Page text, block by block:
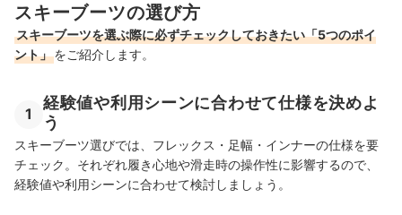
スキーブーツの選び方
スキーブーツを選ぶ際に必ずチェックしておきたい「5つのポイ
ント」をご紹介します。
1
経験値や利用シーンに合わせて仕様を決めよ
う
スキーブーツ選びでは、フレックス・足幅・インナーの仕様を要
チェック。それぞれ履き心地や滑走時の操作性に影響するので、
経験値や利用シーンに合わせて検討しましょう。